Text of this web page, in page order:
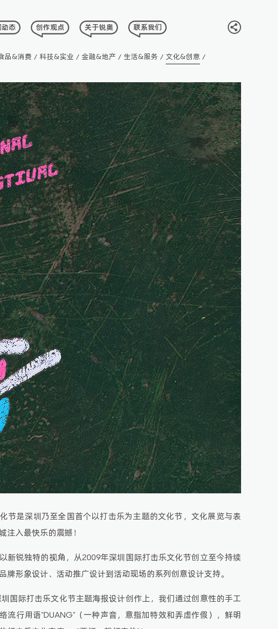
态 创作观点 关于锐奥 联系我们
品&消费 / 科技&实业 / 金融&地产 / 生活&服务 / 文化&创意 /
节是深圳乃至全国首个以打击乐为主题的文化节，文化展览与表
注入最快乐的震撼！
新锐独特的视角，从2009年深圳国际打击乐文化节创立至今持续
牌形象设计、活动推广设计到活动现场的系列创意设计支持。
国际打击乐文化节主题海报设计创作上，我们通过创意性的手工
流行用语“DUANG”（一种声音，意指加特效和弄虚作假），鲜明